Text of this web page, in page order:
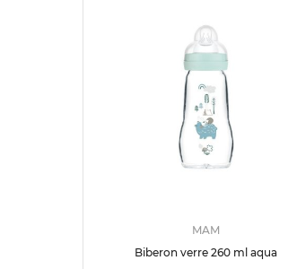
MAM
Biberon verre 260 ml aqua